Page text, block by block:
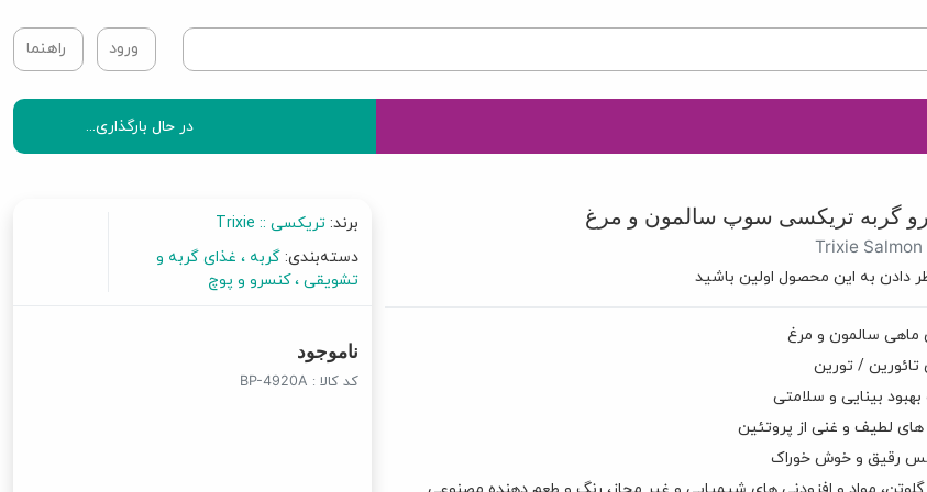
ورود راهنما
در حال بارگذاری...
گربه تریکسی سوپ سالمون و مرغ
Trixie Salmon
دادن به این محصول اولین باشید
ماهی سالمون و مرغ
تائورین / تورین
بینایی و سلامتی
های لطيف و غنی از پروتئين
رقیق و خوش خوراک
برند:تریکسی :: Trixie
دسته‌بندی:گربه غذای گربه و
تشویقی کنسرو و پوچ
ناموجود
کد کالا : BP-4920A